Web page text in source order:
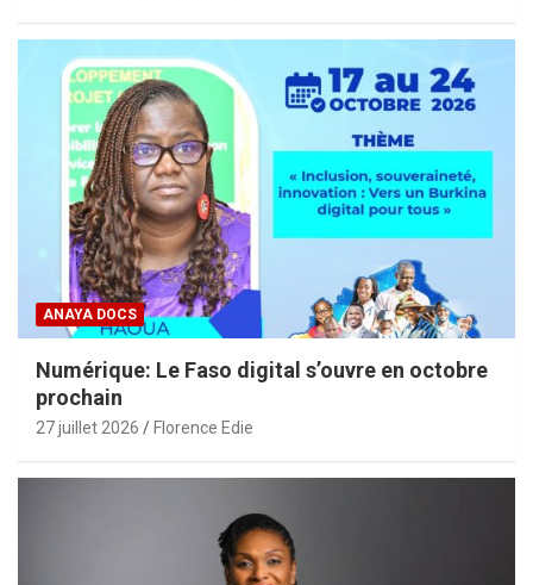
ANAYA DOCS
Numérique: Le Faso digital s’ouvre en octobre
prochain
27 juillet 2026 Florence Edie